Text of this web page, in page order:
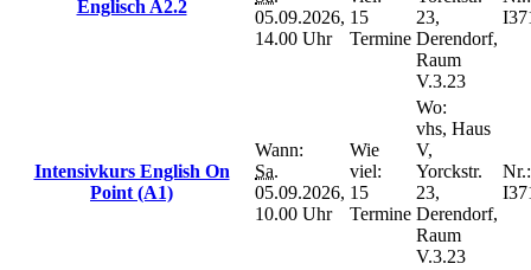
Englisch A2.2
05.09.2026,
14.00 Uhr
15
Termine
23,
Derendorf,
Raum
V.3.23
Intensivkurs English On
Point (A1)
Wann:
Sa.
05.09.2026,
10.00 Uhr
Wie
viel:
15
Termine
Wo:
vhs, Haus
V,
Yorckstr.
23,
Derendorf,
Raum
V.3.23
Nr.: